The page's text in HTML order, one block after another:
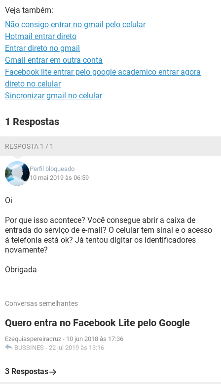
Veja também:
Não consigo entrar no gmail pelo celular
Hotmail entrar direto
Entrar direto no gmail
Gmail entrar em outra conta
Facebook lite entrar pelo google academico entrar agora
direto no celular
Sincronizar gmail no celular
1 Respostas
RESPOSTA 1 / 1
Perfil bloqueado
10 mai 2019 às 06:59
Oi
Por que isso acontece? Você consegue abrir a caixa de
entrada do serviço de e-mail? O celular tem sinal e o acesso
á telefonia está ok? Já tentou digitar os identificadores
novamente?
Obrigada
Conversas semelhantes
Quero entra no Facebook Lite pelo Google
Ezequiaspereiracruz - 10 jun 2018 às 17:36
BUSSINES - 22 jul 2019 às 13:16
3 Respostas